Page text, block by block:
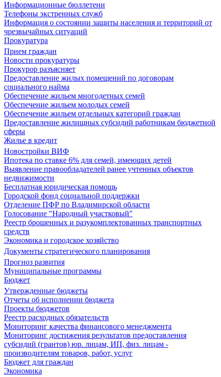
Информационные бюллетени
Телефоны экстренных служб
Информация о состоянии защиты населения и территорий от
чрезвычайных ситуаций
Прокуратура
Прием граждан
Новости прокуратуры
Прокурор разъясняет
Предоставление жилых помещений по договорам
социального найма
Обеспечение жильем многодетных семей
Обеспечение жильем молодых семей
Обеспечение жильем отдельных категорий граждан
Предоставление жилищных субсидий работникам бюджетной
сферы
Жилье в кредит
Новостройки ВИФ
Ипотека по ставке 6% для семей, имеющих детей
Выявление правообладателей ранее учтенных объектов
недвижимости
Бесплатная юридическая помощь
Городской фонд социальной поддержки
Отделение ПФР по Владимирской области
Голосование "Народный участковый"
Реестр брошенных и разукомплектованных транспортных
средств
Экономика и городское хозяйство
Документы стратегического планирования
Прогноз развития
Муниципальные программы
Бюджет
Утвержденные бюджеты
Отчеты об исполнении бюджета
Проекты бюджетов
Реестр расходных обязательств
Мониторинг качества финансового менеджмента
Мониторинг достижения результатов предоставления
субсидий (грантов) юр. лицам, ИП, физ. лицам -
производителям товаров, работ, услуг
Бюджет для граждан
Экономика